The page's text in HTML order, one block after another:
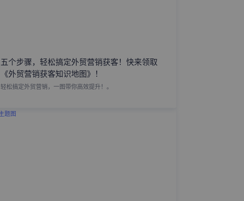
五个步骤，轻松搞定外贸营销获客！快来领取
《外贸营销获客知识地图》！
轻松搞定外贸营销，一图带你高效提升！。